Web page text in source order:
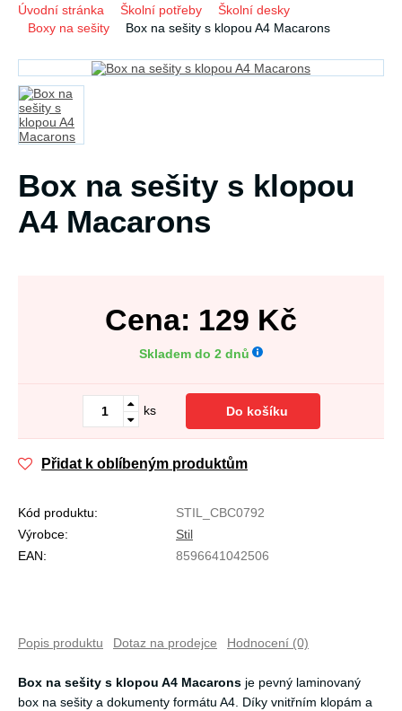
Úvodní stránka Školní potřeby
Školní desky
Boxy na sešity
Box na sešity s klopou A4 Macarons
Box na sešity s klopou
A4 Macarons
Cena: 129 Kč
Skladem do 2 dnů
ks Do košíku
Přidat k oblíbeným produktům
Kód produktu:
STIL_CBC0792
Výrobce:
Stil
EAN:
8596641042506
Popis produktu Dotaz na prodejce Hodnocení (0)
Box na sešity s klopou A4 Macarons je pevný laminovaný
box na sešity a dokumenty formátu A4. Díky vnitřním klopám a